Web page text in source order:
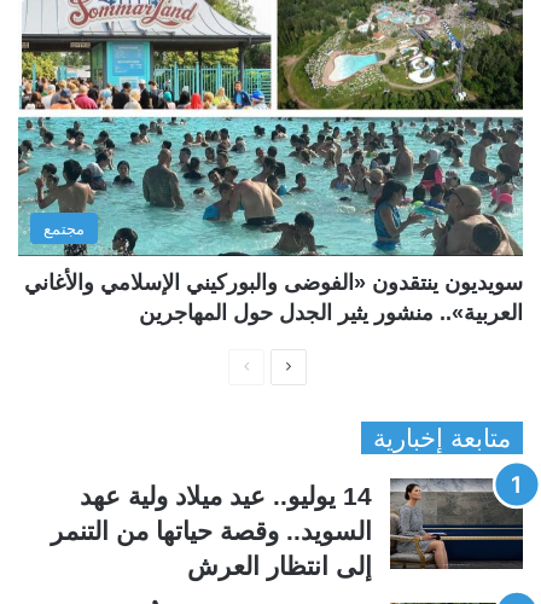
مجتمع
سويديون ينتقدون «الفوضى والبوركيني الإسلامي والأغاني
العربية».. منشور يثير الجدل حول المهاجرين
ح
ة
ا
ح
ا
متابعة إخبارية
14 يوليو.. عيد ميلاد ولية عهد
السويد.. وقصة حياتها من التنمر
إلى انتظار العرش